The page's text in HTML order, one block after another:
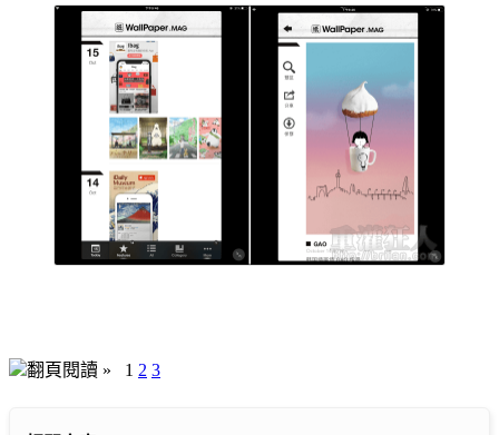
翻頁閱讀 » 1 2 3